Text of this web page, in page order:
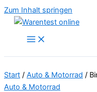
Zum Inhalt springen
Start / Auto & Motorrad /
Auto & Motorrad